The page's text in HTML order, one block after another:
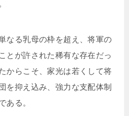
なる乳母の枠を超え、将軍の
とが許された稀有な存在だっ
からこそ、家光は若くして将
を抑え込み、強力な支配体制
ある。